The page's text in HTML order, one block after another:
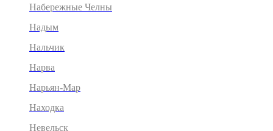
Набережные Челны
Надым
Нальчик
Нарва
Нарьян-Мар
Находка
Невельск